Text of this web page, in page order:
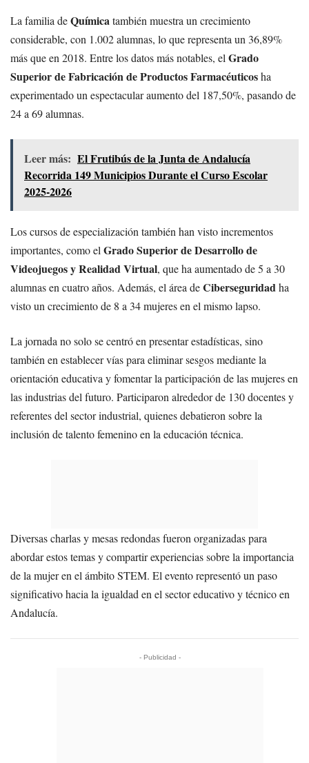
La familia deQuímicatambién muestra un crecimiento
considerable, con 1.002 alumnas, lo que representa un 36,89%
más que en 2018. Entre los datos más notables, el Grado
Superior de Fabricación de Productos Farmacéuticosha
experimentado un espectacular aumento del 187,50%, pasando de
24 a 69 alumnas.
Leer más: El Frutibús de la Junta de Andalucía
Recorrida 149 Municipios Durante el Curso Escolar
2025-2026
Los cursos de especialización también han visto incrementos
importantes, como el Grado Superior de Desarrollo de
Videojuegos y Realidad Virtual, que ha aumentado de 5 a 30
alumnas en cuatro años. Además, el área deCiberseguridadha
visto un crecimiento de 8 a 34 mujeres en el mismo lapso.
La jornada no solo se centró en presentar estadísticas, sino
también en establecer vías para eliminar sesgos mediante la
orientación educativa y fomentar la participación de las mujeres en
las industrias del futuro. Participaron alrededor de 130 docentes y
referentes del sector industrial, quienes debatieron sobre la
inclusión de talento femenino en la educación técnica.
Diversas charlas y mesas redondas fueron organizadas para
abordar estos temas y compartir experiencias sobre la importancia
de la mujer en el ámbito STEM. El evento representó un paso
significativo hacia la igualdad en el sector educativo y técnico en
Andalucía.
- Publicidad -